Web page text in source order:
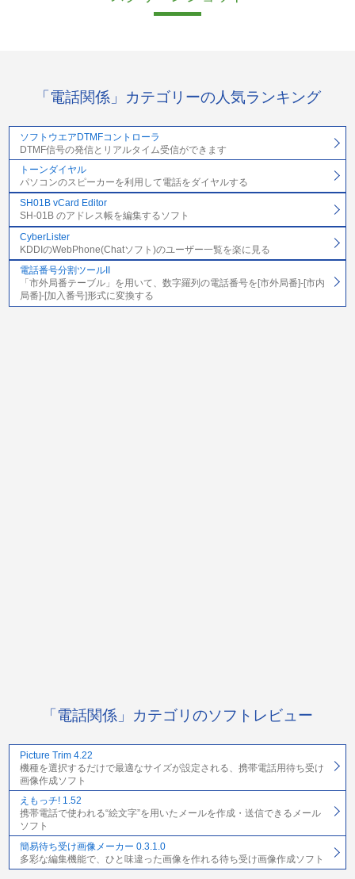
「電話関係」カテゴリーの人気ランキング
ソフトウエアDTMFコントローラ
DTMF信号の発信とリアルタイム受信ができます
トーンダイヤル
パソコンのスピーカーを利用して電話をダイヤルする
SH01B vCard Editor
SH-01B のアドレス帳を編集するソフト
CyberLister
KDDIのWebPhone(Chatソフト)のユーザー一覧を楽に見る
電話番号分割ツールII
「市外局番テーブル」を用いて、数字羅列の電話番号を[市外局番]-[市内
局番]-[加入番号]形式に変換する
「電話関係」カテゴリのソフトレビュー
Picture Trim 4.22
機種を選択するだけで最適なサイズが設定される、携帯電話用待ち受け
画像作成ソフト
えもっチ! 1.52
携帯電話で使われる“絵文字”を用いたメールを作成・送信できるメール
ソフト
簡易待ち受け画像メーカー 0.3.1.0
多彩な編集機能で、ひと味違った画像を作れる待ち受け画像作成ソフト